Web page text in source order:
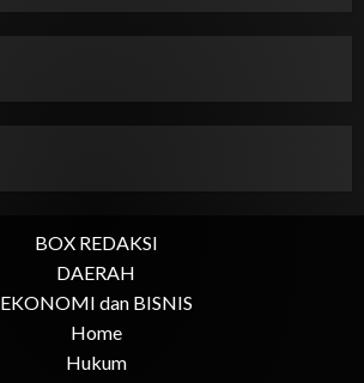
BOX REDAKSI
DAERAH
EKONOMI dan BISNIS
Home
Hukum